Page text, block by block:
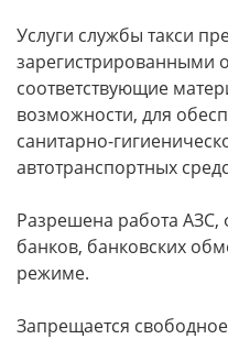
Услуги службы такси
соответствующие
возможности, для
санитарно-
автотранспортных
Разрешена работа АЗС,
банков, банковских
режиме.
Запрещается